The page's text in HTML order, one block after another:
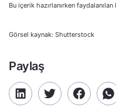
Bu içerik hazırlanırken faydalanılan
Görsel kaynak: Shutterstock
Paylaş